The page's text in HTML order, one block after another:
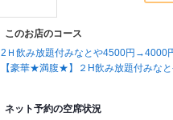
このお店のコース
2Ｈ飲み放題付みなとや4500円→4000
【豪華★満腹★】２H飲み放題付みな
ネット予約の空席状況